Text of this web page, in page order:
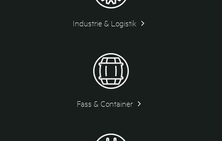
Industrie & Logistik
Fass & Container